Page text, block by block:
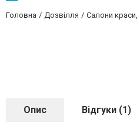
Головна Дозвілля Салони краси,
Опис Відгуки (1)